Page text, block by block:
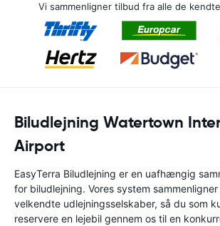
Vi sammenligner tilbud fra alle de
Biludlejning Watertown
Airport
EasyTerra Biludlejning er en uafhængig
for biludlejning. Vores system
velkendte udlejningsselskaber, så du som
reservere en lejebil gennem os til en